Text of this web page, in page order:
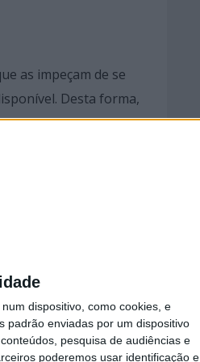
dispositivo, como cookies, e
padrão enviadas por um dispositivo
pesquisa de audiências e
poderemos usar identificação e
as impeçam de se
Desta forma,
uma equipa de
profissionais de
para Pessoas Idosas